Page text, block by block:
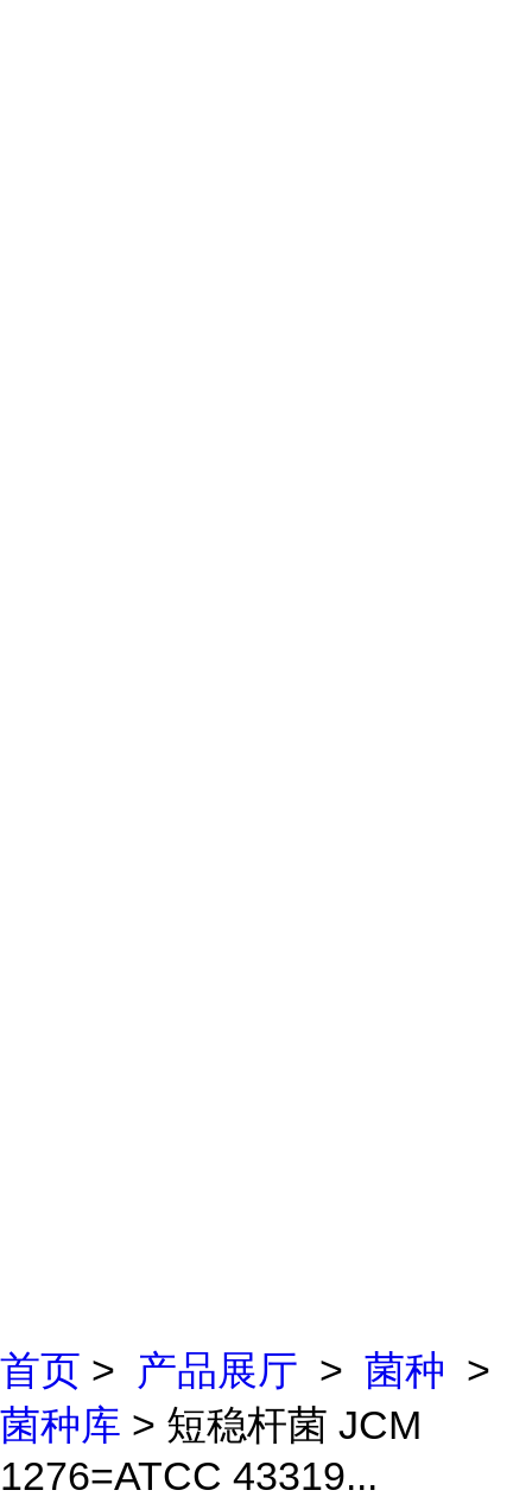
首页 > 产品展厅 > 菌种 >
菌种库 > 短稳杆菌 JCM
1276=ATCC 43319...